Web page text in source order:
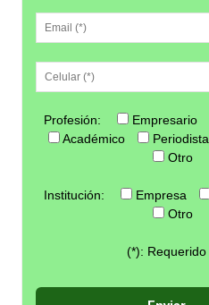
Profesión: Empresario
Académico
Periodista
Otro
Institución: Empresa
Otro
(*): Requerido